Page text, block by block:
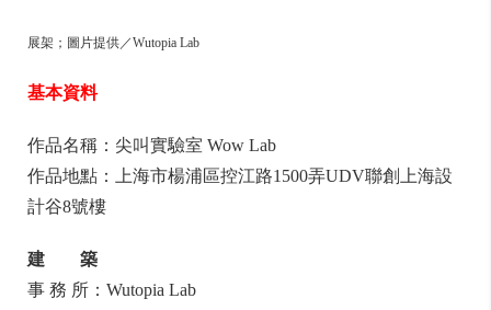
展架；圖片提供／Wutopia Lab
基本資料
作品名稱：尖叫實驗室 Wow Lab
作品地點：上海市楊浦區控江路1500弄UDV聯創上海設
計谷8號樓
建 築
事 務 所：Wutopia Lab